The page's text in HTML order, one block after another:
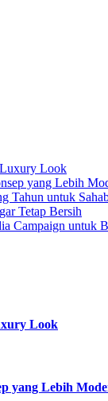
Look
yang Lebih
Tahun untuk
Tetap Bersih
Campaign untuk
Look
yang Lebih